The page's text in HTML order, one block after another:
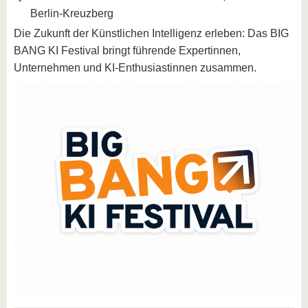
Berlin-Kreuzberg
Die Zukunft der Künstlichen Intelligenz erleben: Das BIG
BANG KI Festival bringt führende Expertinnen,
Unternehmen und KI-Enthusiastinnen zusammen.